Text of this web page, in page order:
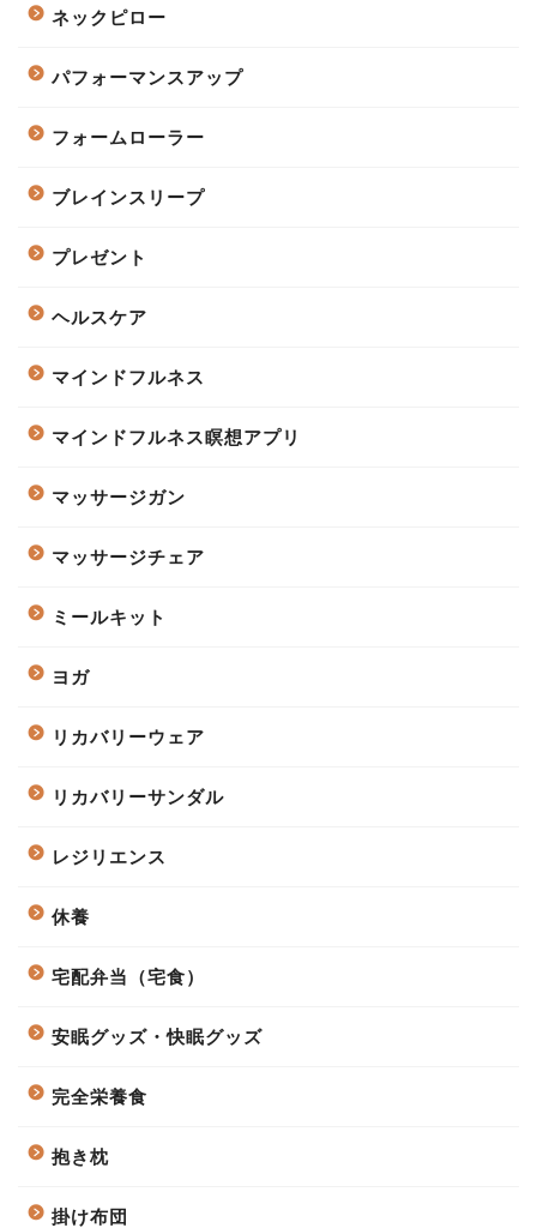
ネックピロー
パフォーマンスアップ
フォームローラー
ブレインスリープ
プレゼント
ヘルスケア
マインドフルネス
マインドフルネス瞑想アプリ
マッサージガン
マッサージチェア
ミールキット
ヨガ
リカバリーウェア
リカバリーサンダル
レジリエンス
休養
宅配弁当（宅食）
安眠グッズ・快眠グッズ
完全栄養食
抱き枕
掛け布団